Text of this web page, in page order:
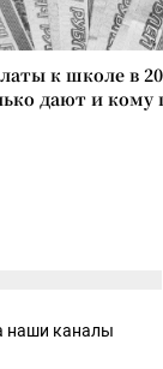
к школе в
дают и
наши каналы